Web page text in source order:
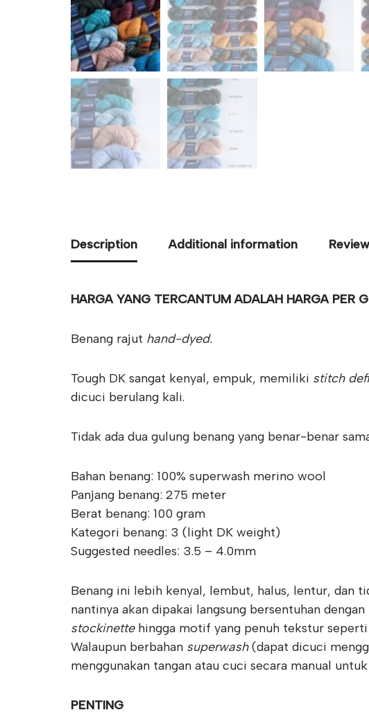
Description Additional information
HARGA YANG TERCANTUM ADALAH HARGA PER
Benang rajut hand-dyed.
Tough DK sangat kenyal, empuk, memiliki stitch
dicuci berulang kali.
Tidak ada dua gulung benang yang benar-benar
Bahan benang: 100% superwash merino wool
Panjang benang: 275 meter
Berat benang: 100 gram
Kategori benang: 3 (light DK weight)
Suggested needles: 3.5 – 4.0mm
Benang ini lebih kenyal, lembut, halus, lentur, dan
nantinya akan dipakai langsung bersentuhan
stockinettehingga motif yang penuh tekstur seperti
Walaupun berbahan superwash(dapat dicuci
menggunakan tangan atau cuci secara manual
PENTING